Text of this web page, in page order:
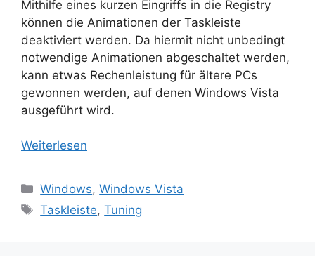
Mithilfe eines kurzen Eingriffs in die Registry
können die Animationen der Taskleiste
deaktiviert werden. Da hiermit nicht unbedingt
notwendige Animationen abgeschaltet werden,
kann etwas Rechenleistung für ältere PCs
gewonnen werden, auf denen Windows Vista
ausgeführt wird.
Weiterlesen
Kategorien
Windows,Windows Vista
Schlagwörter
Taskleiste,Tuning